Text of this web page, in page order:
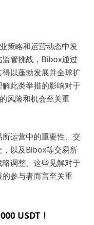
策略和运营动态中发
管挑战，Bibox通过
以蓬勃发展并全球扩
此类举措的影响对于
风险和机会至关重
运营中的重要性、交
以及Bibox等交易所
调整。这些见解对于
参与者而言至关重
USDT！